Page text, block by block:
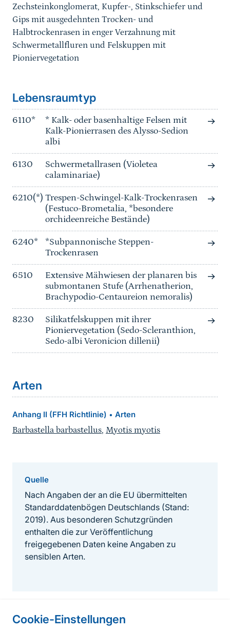
Cookie-Einstellungen
Zechsteinkonglomerat, Kupfer-, Stinkschiefer und
Gips mit ausgedehnten Trocken- und
Halbtrockenrasen in enger Verzahnung mit
Schwermetallfluren und Felskuppen mit
Pioniervegetation
Lebensraumtyp
6110*
* Kalk- oder basenhaltige Felsen mit
Kalk-Pionierrasen des Alysso-Sedion
albi
6130
Schwermetallrasen (Violetea
calaminariae)
6210(*) Trespen-Schwingel-Kalk-Trockenrasen
(Festuco-Brometalia, *besondere
orchideenreiche Bestände)
6240*
*Subpannonische Steppen-
Trockenrasen
6510
Extensive Mähwiesen der planaren bis
submontanen Stufe (Arrhenatherion,
Brachypodio-Centaureion nemoralis)
8230
Silikatfelskuppen mit ihrer
Pioniervegetation (Sedo-Scleranthion,
Sedo-albi Veronicion dillenii)
Arten
Anhang II (FFH Richtlinie) • Arten
Barbastella barbastellus, Myotis myotis
Quelle
Nach Angaben der an die EU übermittelten
Standarddatenbögen Deutschlands (Stand:
2019). Aus besonderen Schutzgründen
enthalten die zur Veröffentlichung
freigegebenen Daten keine Angaben zu
sensiblen Arten.
Informationen zur Seite